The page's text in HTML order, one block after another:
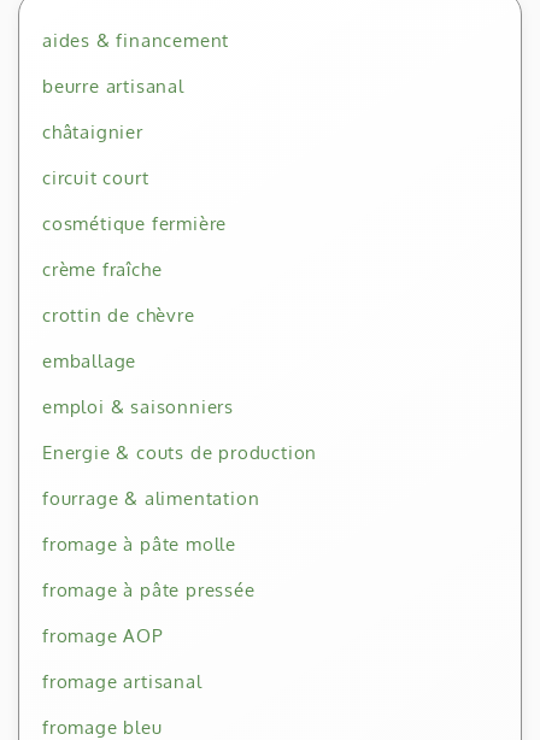
aides & financement
beurre artisanal
châtaignier
circuit court
cosmétique fermière
crème fraîche
crottin de chèvre
emballage
emploi & saisonniers
Energie & couts de production
fourrage & alimentation
fromage à pâte molle
fromage à pâte pressée
fromage AOP
fromage artisanal
fromage bleu